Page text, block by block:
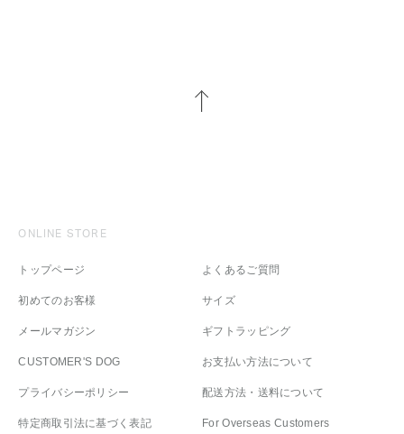
ONLINE STORE
トップページ
初めてのお客様
メールマガジン
CUSTOMER'S DOG
プライバシーポリシー
特定商取引法に基づく表記
よくあるご質問
サイズ
ギフトラッピング
お支払い方法について
配送方法・送料について
For Overseas Customers